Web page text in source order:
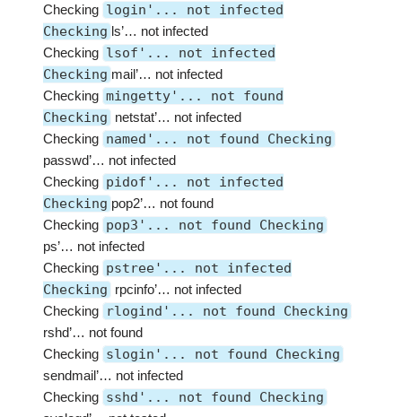
Checking login'... not infected
Checking ls’… not infected
Checking lsof'... not infected
Checking mail’… not infected
Checking mingetty'... not found
Checking netstat’… not infected
Checking named'... not found Checking
passwd’… not infected
Checking pidof'... not infected
Checking pop2’… not found
Checking pop3'... not found Checking
ps’… not infected
Checking pstree'... not infected
Checking rpcinfo’… not infected
Checking rlogind'... not found Checking
rshd’… not found
Checking slogin'... not found Checking
sendmail’… not infected
Checking sshd'... not found Checking